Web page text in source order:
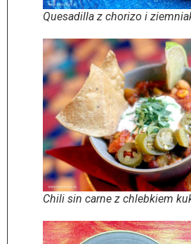
Quesadilla z chorizo i
Chili sin carne z chlebkiem